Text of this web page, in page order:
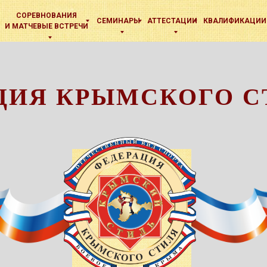
АТТЕСТАЦИИ
СЕМИНАРЫ
СОРЕВНОВАНИЯ
И МАТЧЕВЫЕ ВСТРЕЧИ
КВАЛИФИКАЦИИ
КРЫМСКОГО